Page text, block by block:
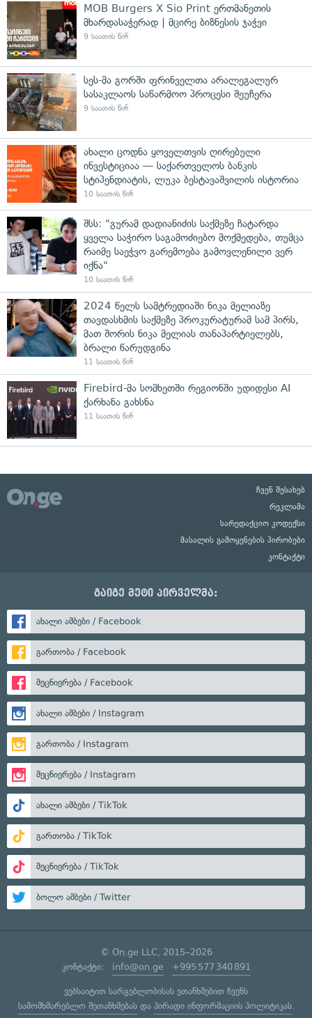
MOB Burgers X Sio Print ერთმანეთის
მხარდასაჭერად | მცირე ბიზნესის ჯაჭვი
9 საათის წინ
სეს-მა გორში ფრინველთა არალეგალურ
სასაკლაოს საწარმოო პროცესი შეუჩერა
9 საათის წინ
ახალი ცოდნა ყოველთვის ღირებული
ინვესტიციაა — საქართველოს ბანკის
სტიპენდიატის, ლუკა ბესტავაშვილის ისტორია
10 საათის წინ
შსს: "გურამ დადიანიძის საქმეზე ჩატარდა
ყველა საჭირო საგამოძიებო მოქმედება, თუმცა
რაიმე საეჭვო გარემოება გამოვლენილი ვერ
იქნა"
10 საათის წინ
2024 წელს სამტრედიაში ნიკა მელიაზე
თავდასხმის საქმეზე პროკურატურამ სამ პირს,
მათ შორის ნიკა მელიას თანაპარტიელებს,
ბრალი წარუდგინა
11 საათის წინ
Firebird-მა სომხეთში რეგიონში უდიდესი AI
ქარხანა გახსნა
11 საათის წინ
ჩვენ შესახებ
რეკლამა
სარედაქციო კოდექსი
მასალის გამოყენების პირობები
კონტაქტი
გაიგე მეტი პირველმა:
ახალი ამბები / Facebook
გართობა / Facebook
მეცნიერება / Facebook
ახალი ამბები / Instagram
გართობა / Instagram
მეცნიერება / Instagram
ახალი ამბები / TikTok
გართობა / TikTok
მეცნიერება / TikTok
ბოლო ამბები / Twitter
© On.ge LLC, 2015–2026
კონტაქტი: info@on.ge +995 577 340 891
ვებსაიტით სარგებლობისას ეთანხმებით ჩვენს
სამომხმარებლო შეთანხმებასდა პირადი ინფორმაციის პოლიტიკას.